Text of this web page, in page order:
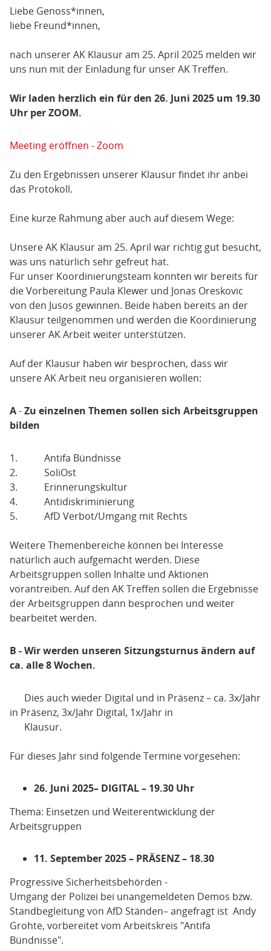
Liebe Genoss*innen,
liebe Freund*innen,
nach unserer AK Klausur am 25. April 2025 melden wir
uns nun mit der Einladung für unser AK Treffen.
Wir laden herzlich ein für den 26. Juni 2025 um 19.30
Uhr per ZOOM.
Meeting eröffnen - Zoom
Zu den Ergebnissen unserer Klausur findet ihr anbei
das Protokoll.
Eine kurze Rahmung aber auch auf diesem Wege:
Unsere AK Klausur am 25. April war richtig gut besucht,
was uns natürlich sehr gefreut hat.
Für unser Koordinierungsteam konnten wir bereits für
die Vorbereitung Paula Klewer und Jonas Oreskovic
von den Jusos gewinnen. Beide haben bereits an der
Klausur teilgenommen und werden die Koordinierung
unserer AK Arbeit weiter unterstützen.
Auf der Klausur haben wir besprochen, dass wir
unsere AK Arbeit neu organisieren wollen:
A-Zu einzelnen Themen sollen sich Arbeitsgruppen
bilden
1. Antifa Bündnisse
2. SoliOst
3. Erinnerungskultur
4. Antidiskriminierung
5. AfD Verbot/Umgang mit Rechts
Weitere Themenbereiche können bei Interesse
natürlich auch aufgemacht werden. Diese
Arbeitsgruppen sollen Inhalte und Aktionen
vorantreiben. Auf den AK Treffen sollen die Ergebnisse
der Arbeitsgruppen dann besprochen und weiter
bearbeitet werden.
B - Wir werden unseren Sitzungsturnus ändern auf
ca. alle 8 Wochen.
Dies auch wieder Digital und in Präsenz – ca. 3x/Jahr
in Präsenz, 3x/Jahr Digital, 1x/Jahr in
Klausur.
Für dieses Jahr sind folgende Termine vorgesehen:
26. Juni 2025– DIGITAL – 19.30 Uhr
Thema: Einsetzen und Weiterentwicklung der
Arbeitsgruppen
11. September 2025 – PRÄSENZ – 18.30
Progressive Sicherheitsbehörden -
Umgang der Polizei bei unangemeldeten Demos bzw.
Standbegleitung von AfD Ständen– angefragt ist Andy
Grohte, vorbereitet vom Arbeitskreis "Antifa
Bündnisse".